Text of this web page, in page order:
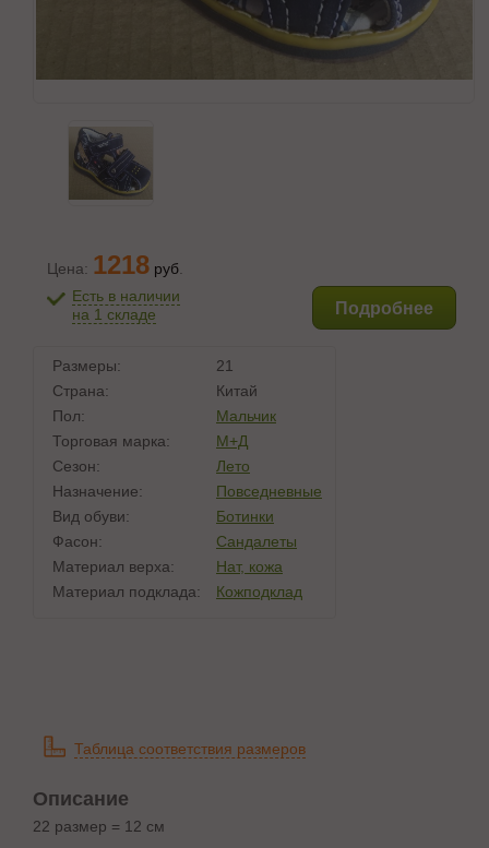
Цена: 1218 руб
Есть в наличии
на 1 складе
Подробнее
Размеры:
21
Страна:
Китай
Пол:
Мальчик
Торговая марка:
М+Д
Сезон:
Лето
Назначение:
Повседневные
Вид обуви:
Ботинки
Фасон:
Сандалеты
Материал верха:
Нат, кожа
Материал подклада:
Кожподклад
Таблица соответствия размеров
Описание
22 размер = 12 см